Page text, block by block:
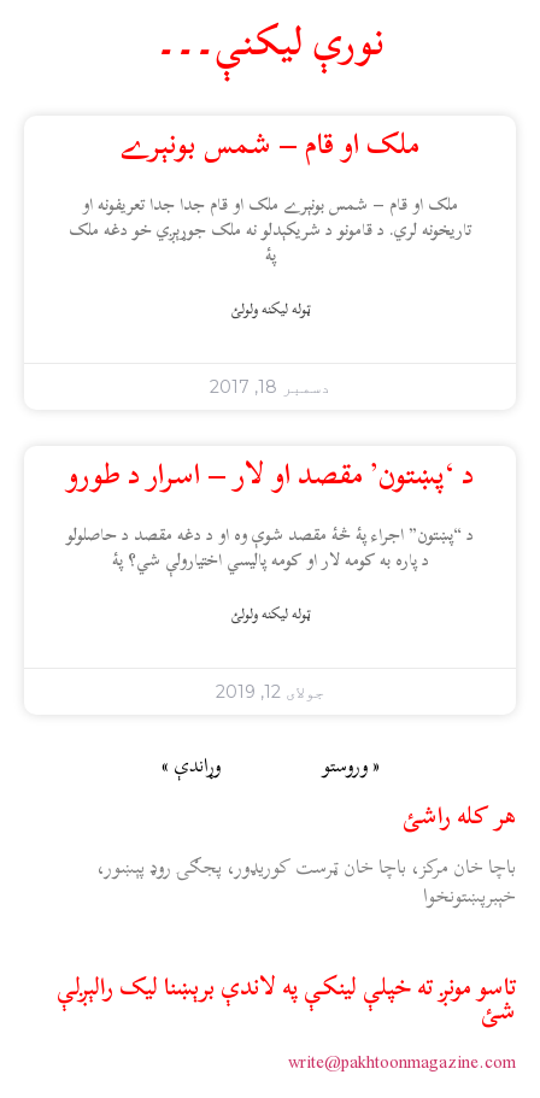
نورې ليکنې۔۔۔
ملک او قام – شمس بونېرے
ملک او قام – شمس بونېرے ملک او قام جدا جدا تعريفونه او
تاريخونه لري. د قامونو د شريکېدلو نه ملک جوړېږي خو دغه ملک
پۀ
ټوله ليکنه ولولئ
دسمبر 18, 2017
د ‘پښتون’ مقصد او لار – اسرار د طورو
د “پښتون” اجراء پۀ څۀ مقصد شوې وه او د دغه مقصد د حاصلولو
د پاره به کومه لار او کومه پاليسي اختيارولې شي؟ پۀ
ټوله ليکنه ولولئ
جولای 12, 2019
« وروستو وړاندې »
هر کله راشئ
باچا خان مرکز، باچا خان ټرست کوريډور، پجګۍ روډ پېښور،
خېبرپښتونخوا
تاسو مونږ ته خپلې لينکې په لاندې برېښنا ليک رالېږلې
شئ
write@pakhtoonmagazine.com